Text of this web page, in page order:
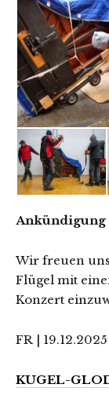
Ankündigung
Wir freuen
Flügel mit
Konzert
FR |
KUGEL-